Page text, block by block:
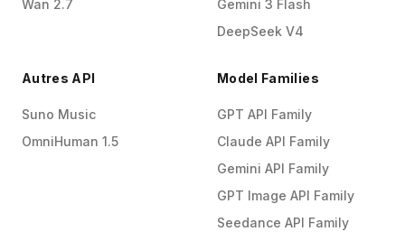
Wan 2.7
Gemini 3 Flash
DeepSeek V4
Autres API
Suno Music
OmniHuman 1.5
Model Families
GPT API Family
Claude API Family
Gemini API Family
GPT Image API Family
Seedance API Family